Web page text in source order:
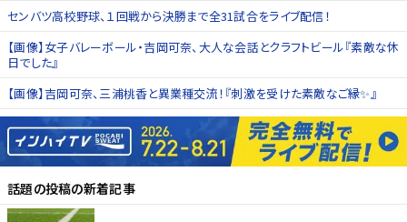
センバツ高校野球、１回戦から決勝まで全31試合をライブ配信！
【画像】女子バレーボール・吉岡可奈、大人な会話とクラフトビール『素敵な休
日でした』
【画像】吉岡可奈、三浦桃香と異業種交流！『刺激を受けた素敵なご縁✨』
話題の投稿の新着記事